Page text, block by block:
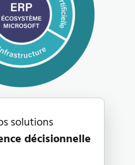
solutions
décisionnelle